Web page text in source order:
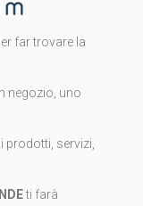
far trovare la
negozio, uno
prodotti, servizi,
ti farà